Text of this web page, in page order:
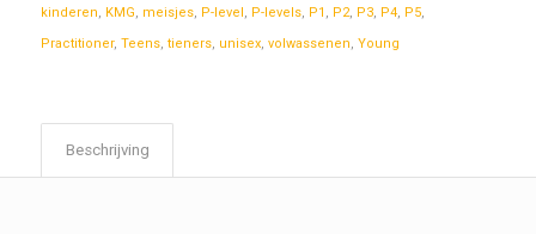
kinderen, KMG, meisjes, P-level , P-levels, P1 , P2, P3, P4, P5,
Practitioner, Teens, tieners, unisex, volwassenen, Young
Beschrijving